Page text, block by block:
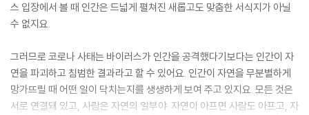
스 입장에서 볼 때 인간은 드넓게 펼쳐진 새롭고도 맞춤한 서식지가 아닐
수 없지요.
그러므로 코로나 사태는 바이러스가 인간을 공격했다기보다는 인간이 자
연을 파괴하고 침범한 결과라고 할 수 있어요. 인간이 자연을 무분별하게
망가뜨릴 때 어떤 일이 닥치는지를 생생하게 보여 주고 있지요. 모든 것은
서로 연결돼 있고, 사람은 자연의 일부야. 자연이 아프면 사람도 아프고, 자